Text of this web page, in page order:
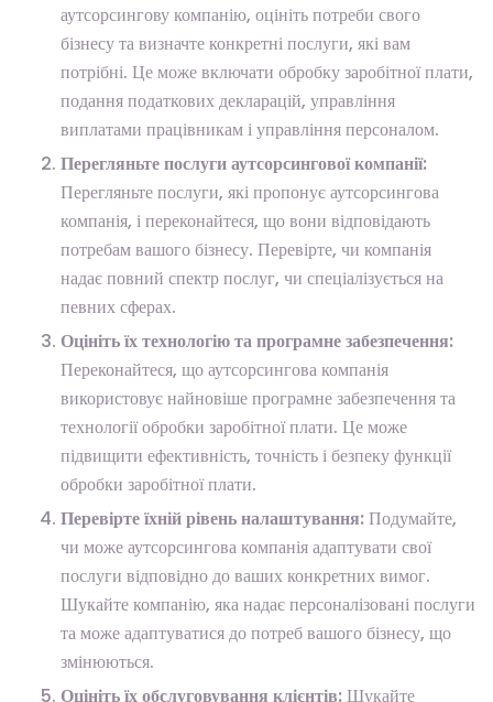
аутсорсингову компанію, оцініть потреби свого
бізнесу та визначте конкретні послуги, які вам
потрібні. Це може включати обробку заробітної плати,
подання податкових декларацій, управління
виплатами працівникам і управління персоналом.
Перегляньте послуги аутсорсингової компанії:
Перегляньте послуги, які пропонує аутсорсингова
компанія, і переконайтеся, що вони відповідають
потребам вашого бізнесу. Перевірте, чи компанія
надає повний спектр послуг, чи спеціалізується на
певних сферах.
Оцініть їх технологію та програмне забезпечення:
Переконайтеся, що аутсорсингова компанія
використовує найновіше програмне забезпечення та
технології обробки заробітної плати. Це може
підвищити ефективність, точність і безпеку функції
обробки заробітної плати.
Перевірте їхній рівень налаштування:Подумайте,
чи може аутсорсингова компанія адаптувати свої
послуги відповідно до ваших конкретних вимог.
Шукайте компанію, яка надає персоналізовані послуги
та може адаптуватися до потреб вашого бізнесу, що
змінюються.
Оцініть їх обслуговування клієнтів:Шукайте